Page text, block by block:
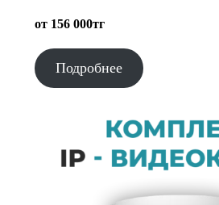
от 156 000тг
Подробнее